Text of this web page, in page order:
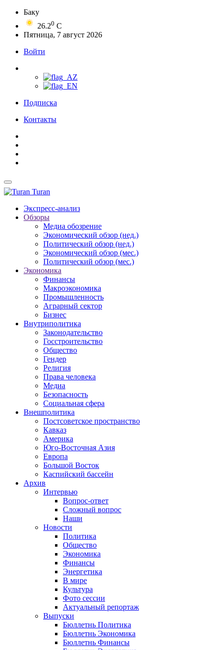
Баку
26.20 C
Пятница, 7 август 2026
Войти
Подписка
Контакты
Turan
Экспресс-анализ
Обзоры
Медиа обозрение
Экономический обзор (нед.)
Политический обзор (нед.)
Экономический обзор (мес.)
Политический обзор (мес.)
Экономика
Финансы
Макроэкономика
Промышленность
Аграрный сектор
Бизнес
Внутриполитика
Законодательство
Госстроительство
Общество
Гендер
Религия
Права человека
Медиа
Безопасность
Социальная сфера
Внешполитика
Постсоветское пространство
Кавказ
Америка
Юго-Восточная Азия
Европа
Большой Восток
Каспийский бассейн
Архив
Интервью
Вопрос-ответ
Сложный вопрос
Наши
Новости
Политика
Общество
Экономика
Финансы
Энергетика
В мире
Культура
Фото сессии
Актуальный репортаж
Выпуски
Бюллетнь Политика
Бюллетнь Экономика
Бюллетнь Финансы